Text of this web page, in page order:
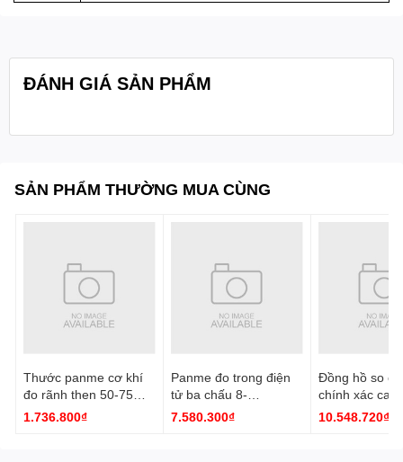
ĐÁNH GIÁ SẢN PHẨM
SẢN PHẨM THƯỜNG MUA CÙNG
Thước panme cơ khí
đo rãnh then 50-75
mm 3233-75A Insize
1.736.800₫
Panme đo trong điện
tử ba chấu 8-
10mm/0.31-0.39''
7.580.300₫
Đồng hồ so
chính xác cao
0.001mm
10.548.720₫